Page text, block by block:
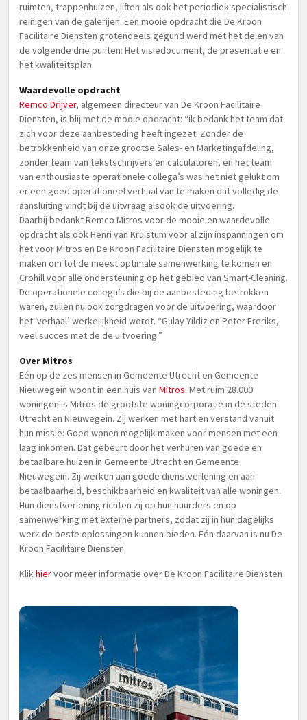
ruimten, trappenhuizen, liften als ook het periodiek specialistisch
reinigen van de galerijen. Een mooie opdracht die De Kroon
Facilitaire Diensten grotendeels gegund werd met het delen van
de volgende drie punten: Het visiedocument, de presentatie en
het kwaliteitsplan.
Waardevolle opdracht
Remco Drijver, algemeen directeur van De Kroon Facilitaire
Diensten, is blij met de mooie opdracht: “ik bedank het team dat
zich voor deze aanbesteding heeft ingezet. Zonder de
betrokkenheid van onze grootse Sales- en Marketingafdeling,
zonder team van tekstschrijvers en calculatoren, en het team
van enthousiaste operationele collega’s was het niet gelukt om
er een goed operationeel verhaal van te maken dat volledig de
aansluiting vindt bij de uitvraag alsook de uitvoering.
Daarbij bedankt Remco Mitros voor de mooie en waardevolle
opdracht als ook Henri van Kruistum voor al zijn inspanningen om
het voor Mitros en De Kroon Facilitaire Diensten mogelijk te
maken om tot de meest optimale samenwerking te komen en
Crohill voor alle ondersteuning op het gebied van Smart-Cleaning.
De operationele collega’s die bij de aanbesteding betrokken
waren, zullen nu ook zorgdragen voor de uitvoering, waardoor
het ‘verhaal’ werkelijkheid wordt. “Gulay Yildiz en Peter Freriks,
veel succes met de de uitvoering.”
Over Mitros
Eén op de zes mensen in Gemeente Utrecht en Gemeente
Nieuwegein woont in een huis van Mitros. Met ruim 28.000
woningen is Mitros de grootste woningcorporatie in de steden
Utrecht en Nieuwegein. Zij werken met hart en verstand vanuit
hun missie: ​Goed wonen mogelijk maken voor mensen met een
laag inkomen. Dat gebeurt door het verhuren van goede en
betaalbare huizen in Gemeente Utrecht en Gemeente
Nieuwegein. Zij werken aan goede dienstverlening en aan
betaalbaarheid, beschikbaarheid en kwaliteit van alle woningen.
Hun dienstverlening richten zij op hun huurders en op
samenwerking met externe partners, zodat zij in hun dagelijks
werk de beste oplossingen kunnen bieden. Eén daarvan is nu De
Kroon Facilitaire Diensten.
Klikhiervoor meer informatie over De Kroon Facilitaire Diensten